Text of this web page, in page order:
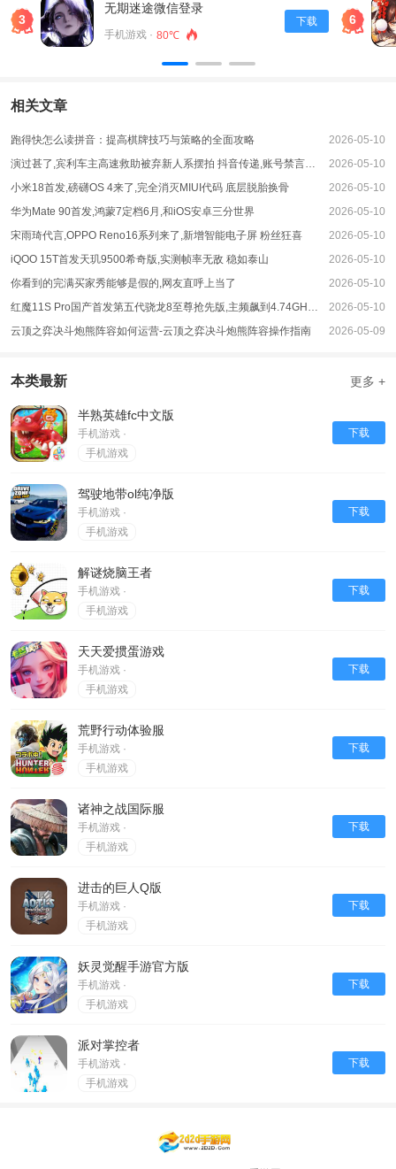
3、游戏玩法精彩刺激，快试试吧。
游戏说明
2、玩家可以体验到各种不同的玩法和挑战，让自己不断成长和提升。
事。
3
无期迷途微信登录
手机游戏 · 80℃
下载 6
相关文章
跑得快怎么读拼音：提高棋牌技巧与策略的全面攻略
2026-05-10
演过甚了,宾利车主高速救助被弃新人系摆拍 抖音传递,账号禁言并作废营利权限
2026-05-10
小米18首发,磅礴OS 4来了,完全消灭MIUI代码 底层脱胎换骨
2026-05-10
华为Mate 90首发,鸿蒙7定档6月,和iOS安卓三分世界
2026-05-10
宋雨琦代言,OPPO Reno16系列来了,新增智能电子屏 粉丝狂喜
2026-05-10
iQOO 15T首发天玑9500希奇版,实测帧率无敌 稳如泰山
2026-05-10
你看到的完满买家秀能够是假的,网友直呼上当了
2026-05-10
红魔11S Pro国产首发第五代骁龙8至尊抢先版,主频飙到4.74GHz 最强机能神机
2026-05-10
云顶之弈决斗炮熊阵容如何运营-云顶之弈决斗炮熊阵容操作指南
2026-05-09
本类最新 更多 +
半熟英雄fc中文版
手机游戏 ·
手机游戏
下载
驾驶地带ol纯净版
手机游戏 ·
手机游戏
下载
解谜烧脑王者
手机游戏 ·
手机游戏
下载
天天爱掼蛋游戏
手机游戏 ·
手机游戏
下载
荒野行动体验服
手机游戏 ·
手机游戏
下载
诸神之战国际服
手机游戏 ·
手机游戏
下载
进击的巨人Q版
手机游戏 ·
手机游戏
下载
妖灵觉醒手游官方版
手机游戏 ·
手机游戏
下载
派对掌控者
手机游戏 ·
手机游戏
下载